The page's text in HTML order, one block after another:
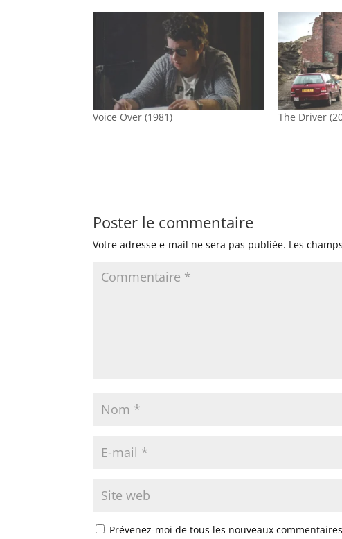
Voice Over (1981) The Driver
Poster le commentaire
Votre adresse e-mail ne sera pas publiée. Les
Prévenez-moi de tous les nouveaux